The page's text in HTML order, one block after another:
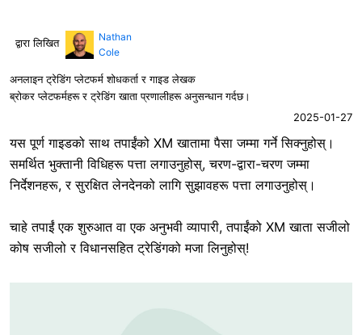
द्वारा लिखित
Nathan
Cole
अनलाइन ट्रेडिंग प्लेटफर्म शोधकर्ता र गाइड लेखक
ब्रोकर प्लेटफर्महरू र ट्रेडिंग खाता प्रणालीहरू अनुसन्धान गर्दछ।
2025-01-27
यस पूर्ण गाइडको साथ तपाईंको XM खातामा पैसा जम्मा गर्ने सिक्नुहोस्।
समर्थित भुक्तानी विधिहरू पत्ता लगाउनुहोस्, चरण-द्वारा-चरण जम्मा
निर्देशनहरू, र सुरक्षित लेनदेनको लागि सुझावहरू पत्ता लगाउनुहोस्।
चाहे तपाईं एक शुरुआत वा एक अनुभवी व्यापारी, तपाईंको XM खाता सजीलो
कोष सजीलो र विधानसहित ट्रेडिंगको मजा लिनुहोस्!